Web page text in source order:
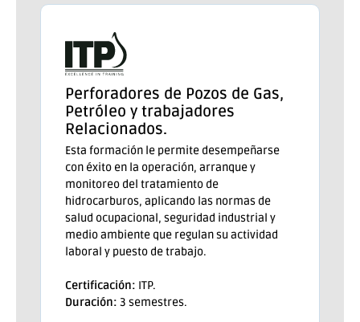
Perforadores de Pozos de Gas,
Petróleo y trabajadores
Relacionados.
Esta formación le permite desempeñarse
con éxito en la operación, arranque y
monitoreo del tratamiento de
hidrocarburos, aplicando las normas de
salud ocupacional, seguridad industrial y
medio ambiente que regulan su actividad
laboral y puesto de trabajo.
Certificación: ITP.
Duración: 3 semestres.